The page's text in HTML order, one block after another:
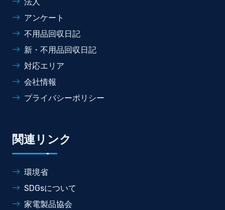
アンケート
不用品回収日記
新・不用品回収日記
対応エリア
会社情報
プライバシーポリシー
関連リンク
環境省
SDGsについて
家電製品協会